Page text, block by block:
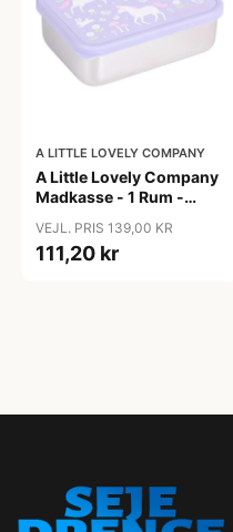
A LITTLE LOVELY COMPANY
A Little Lovely Company
Madkasse - 1 Rum -
Unicorn Dreams
VEJL. PRIS 139,00 KR
111,20 kr